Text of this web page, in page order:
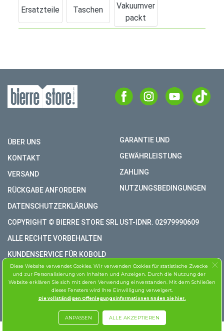
Ersatzteile Taschen
Vakuumver
Packt
ÜBER UNS
KONTAKT
VERSAND
RÜCKGABE ANFORDERN
GARANTIE UND
GEWÄHRLEISTUNG
ZAHLING
NUTZUNGSBEDINGUNGEN
DATENSCHUTZERKLÄRUNG
COPYRIGHT © BIERRE STORE SRL UST-IDNR. 02979990609
ALLE RECHTE VORBEHALTEN
KUNDENSERVICE FÜR KOBOLD
Diese Website verwendet Cookies. Wir verwenden Cookies für statistische Zwecke
und zur Personalisierung von Inhalten und Anzeigen. Durch die Nutzung der
Website erklären Sie sich mit deren Verwendung einverstanden. Mit dem Schließen
dieses Fensters wird Ihre Einwilligung verweigert.
Die vollständigen Offenlegungsinformationen finden Sie hier.
ANPASSEN ALLE AKZEPTIEREN